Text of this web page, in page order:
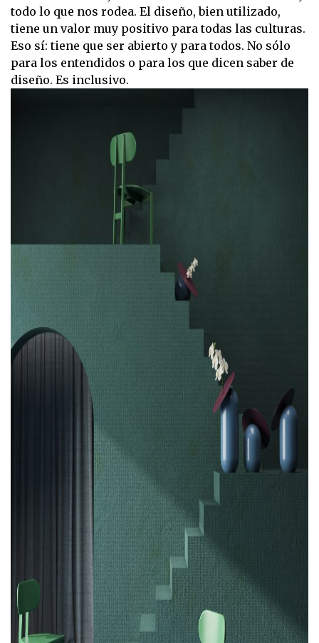
todo lo que nos rodea. El diseño, bien utilizado,
tiene un valor muy positivo para todas las culturas.
Eso sí: tiene que ser abierto y para todos. No sólo
para los entendidos o para los que dicen saber de
diseño. Es inclusivo.